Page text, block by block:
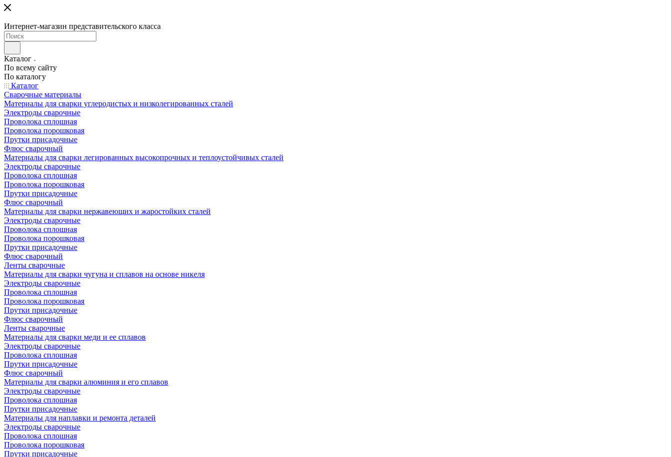
Интернет-магазин представительского класса
Каталог
По всему сайту
По каталогу
Каталог
Сварочные материалы
Материалы для сварки углеродистых и низколегированных сталей
Электроды сварочные
Проволока сплошная
Проволока порошковая
Прутки присадочные
Флюс сварочный
Материалы для сварки легированных высокопрочных и теплоустойчивых сталей
Электроды сварочные
Проволока сплошная
Проволока порошковая
Прутки присадочные
Флюс сварочный
Материалы для сварки нержавеющих и жаростойких сталей
Электроды сварочные
Проволока сплошная
Проволока порошковая
Прутки присадочные
Флюс сварочный
Ленты сварочные
Материалы для сварки чугуна и сплавов на основе никеля
Электроды сварочные
Проволока сплошная
Проволока порошковая
Прутки присадочные
Флюс сварочный
Ленты сварочные
Материалы для сварки меди и ее сплавов
Электроды сварочные
Проволока сплошная
Прутки присадочные
Флюс сварочный
Материалы для сварки алюминия и его сплавов
Электроды сварочные
Проволока сплошная
Прутки присадочные
Материалы для наплавки и ремонта деталей
Электроды сварочные
Проволока сплошная
Проволока порошковая
Прутки присадочные